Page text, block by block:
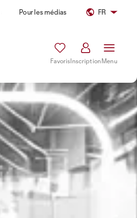
Pour les médias FR
FavorisInscriptionMenu